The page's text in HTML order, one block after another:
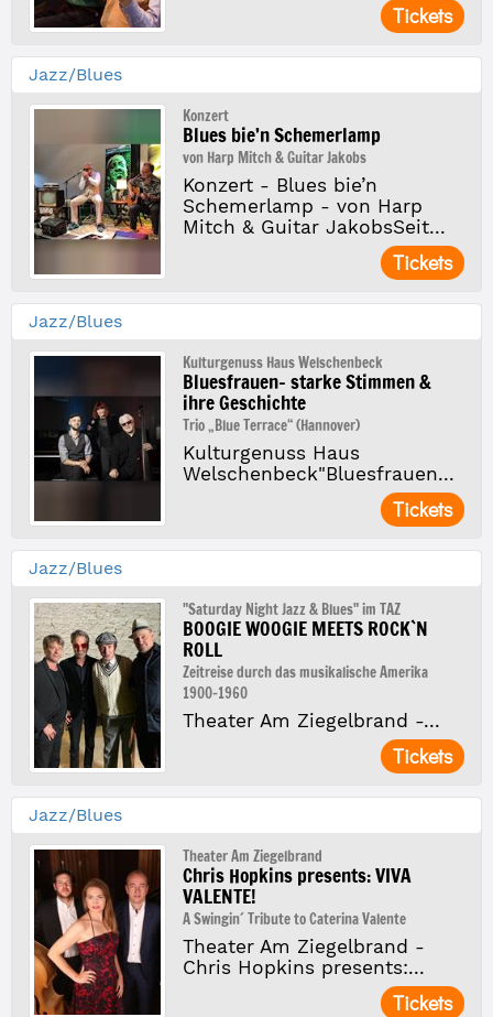
Tickets
Jazz/Blues
Konzert
Blues bie’n Schemerlamp
von Harp Mitch & Guitar Jakobs
Konzert - Blues bie’n
Schemerlamp - von Harp
Mitch & Guitar JakobsSeit...
Tickets
Jazz/Blues
Kulturgenuss Haus Welschenbeck
Bluesfrauen– starke Stimmen &
ihre Geschichte
Trio „Blue Terrace“ (Hannover)
Kulturgenuss Haus
Welschenbeck"Bluesfrauen...
Tickets
Jazz/Blues
"Saturday Night Jazz & Blues" im TAZ
BOOGIE WOOGIE MEETS ROCK`N
ROLL
Zeitreise durch das musikalische Amerika
1900-1960
Theater Am Ziegelbrand -...
Tickets
Jazz/Blues
Theater Am Ziegelbrand
Chris Hopkins presents: VIVA
VALENTE!
A Swingin´ Tribute to Caterina Valente
Theater Am Ziegelbrand -
Chris Hopkins presents:...
Tickets